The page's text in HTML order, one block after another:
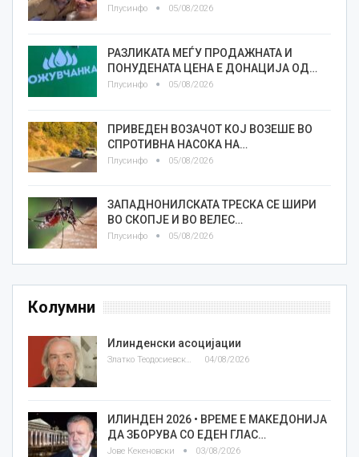
Плусинфо 05/08/2026
РАЗЛИКАТА МЕЃУ ПРОДАЖНАТА И
ПОНУДЕНАТА ЦЕНА Е ДОНАЦИЈА ОД…
Плусинфо 05/08/2026
ПРИВЕДЕН ВОЗАЧОТ КОЈ ВОЗЕШЕ ВО
СПРОТИВНА НАСОКА НА…
Плусинфо 05/08/2026
ЗАПАДНОНИЛСКАТА ТРЕСКА СЕ ШИРИ
ВО СКОПЈЕ И ВО ВЕЛЕС…
Плусинфо 05/08/2026
Колумни
Илинденски асоцијации
Златко Теодосиевски 04/08/2026
ИЛИНДЕН 2026 • ВРЕМЕ Е МАКЕДОНИЈА
ДА ЗБОРУВА СО ЕДЕН ГЛАС…
Јове Кекеновски 03/08/2026